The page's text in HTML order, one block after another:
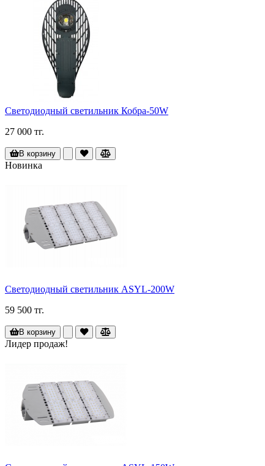
Светодиодный светильник Кобра-50W
27 000 тг.
В корзину
Новинка
Светодиодный светильник ASYL-200W
59 500 тг.
В корзину
Лидер продаж!